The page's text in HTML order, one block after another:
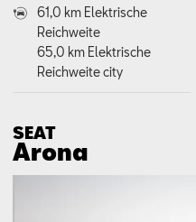
61,0 km Elektrische
Reichweite
65,0 km Elektrische
Reichweite city
SEAT
Arona